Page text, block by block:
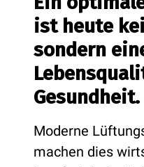
ist heute
sondern
Gesundheit.
Moderne
machen dies